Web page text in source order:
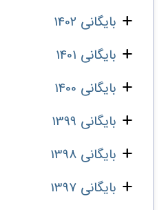
بایگانی 1402
بایگانی 1401
بایگانی 1400
بایگانی 1399
بایگانی 1398
بایگانی 1397